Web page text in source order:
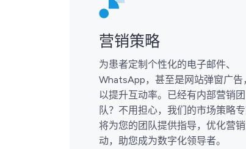
营销策略
为患者定制个性化的电子邮件、
WhatsApp，甚至是网站弹窗广告
以提升互动率。已经有内部营销团
队？不用担心，我们的市场策略
将为您的团队提供指导，优化营
动，助您成为数字化领导者。